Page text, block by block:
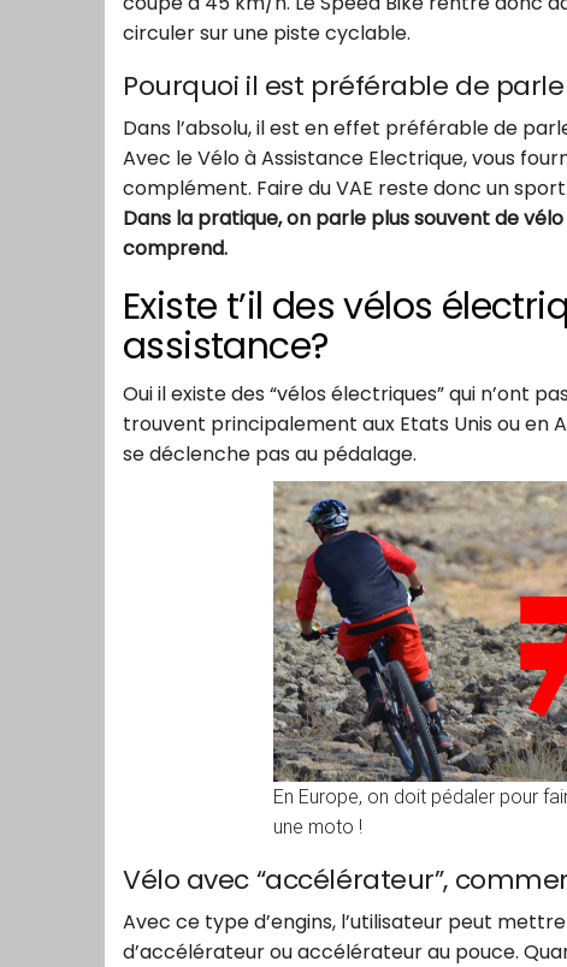
circuler sur une piste cyclable.
Pourquoi il est préférable de
Dans l’absolu, il est en effet préférable de
Avec le Vélo à Assistance Electrique, vous
complément. Faire du VAE reste donc un sport.
Dans la pratique, on parle plus souvent de
comprend.
Existe t’il des vélos
assistance?
Oui il existe des “vélos électriques” qui n’ont
trouvent principalement aux Etats Unis ou en
se déclenche pas au pédalage.
En Europe, on doit pédaler pour
une moto !
Vélo avec “accélérateur”,
Avec ce type d’engins, l’utilisateur peut
d’accélérateur ou accélérateur au pouce.